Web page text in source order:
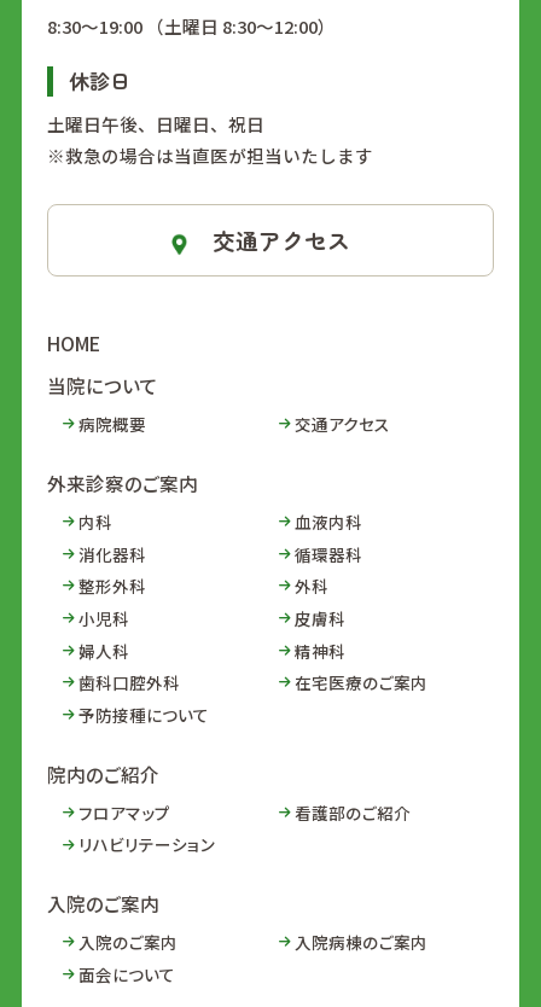
8:30～19:00 （土曜日 8:30～12:00）
休診日
土曜日午後、日曜日、祝日
※救急の場合は当直医が担当いたします
交通アクセス
HOME
当院について
病院概要 交通アクセス
外来診察のご案内
内科
血液内科
消化器科
循環器科
整形外科
外科
小児科
皮膚科
婦人科
精神科
歯科口腔外科
在宅医療のご案内
予防接種について
院内のご紹介
フロアマップ
看護部のご紹介
リハビリテーション
入院のご案内
入院のご案内
入院病棟のご案内
面会について